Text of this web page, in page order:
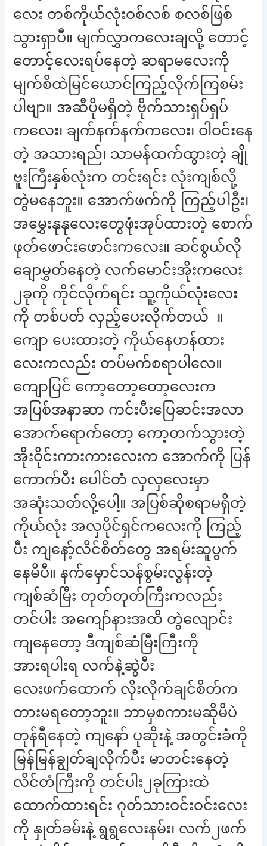
လေး တစ်ကိုယ်လုံးဝစ်လစ် စလစ်ဖြစ်
သွားရှာပီ။ မျက်လွှာကလေးချလို့ တောင့်
တောင့်လေးရပ်နေတဲ့ ဆရာမလေးကို
မျက်စိထဲမြင်ယောင်ကြည့်လိုက်ကြစမ်း
ပါဗျာ။ အဆီပိုမရှိတဲ့ ဗိုက်သားရှပ်ရှပ်
ကလေး၊ ချက်နက်နက်ကလေး၊ ဝါဝင်းနေ
တဲ့ အသားရည်၊ သာမန်ထက်ထွားတဲ့ ချို
ဗူးကြီးနှစ်လုံးက တင်းရင်း လုံးကျစ်လို့
တွဲမနေဘူး။ အောက်ဖက်ကို ကြည့်ပါဦး၊
အမွှေးနုနုလေးတွေဖုံးအုပ်ထားတဲ့ စောက်
ဖုတ်ဖောင်းဖောင်းကလေး။ ဆင်စွယ်လို
ချောမွှတ်နေတဲ့ လက်မောင်းအိုးကလေး
၂ခုကို ကိုင်လိုက်ရင်း သူ့ကိုယ်လုံးလေး
ကို တစ်ပတ် လှည့်ပေးလိုက်တယ် ။
ကျော ပေးထားတဲ့ ကိုယ်နေဟန်ထား
လေးကလည်း တပ်မက်စရာပါလေ။
ကျောပြင် ကော့တော့တော့လေးက
အပြစ်အနာဆာ ကင်းပီးပြေဆင်းအလာ
အောက်ရောက်တော့ ကော့တက်သွားတဲ့
အိုးဝိုင်းကားကားလေးက အောက်ကို ပြန်
ကောက်ပီး ပေါင်တံ လှလှလေးမှာ
အဆုံးသတ်လို့ပေါ့။ အပြစ်ဆိုစရာမရှိတဲ့
ကိုယ်လုံး အလှပိုင်ရှင်ကလေးကို ကြည့်
ပီး ကျနော့်လိင်စိတ်တွေ အရမ်းဆူပွက်
နေမိပီ။ နက်မှောင်သန်စွမ်းလွန်းတဲ့
ကျစ်ဆံမြီး တုတ်တုတ်ကြီးကလည်း
တင်ပါး အကျော်နားအထိ တွဲလျောင်း
ကျနေတော့ ဒီကျစ်ဆံမြီးကြီးကို
အားရပါးရ လက်နဲ့ဆွဲပီး
လေးဖက်ထောက် လိုးလိုက်ချင်စိတ်က
တားမရတော့ဘူး။ ဘာမှစကားမဆိုမိပဲ
တုန်ရီနေတဲ့ ကျနော် ပုဆိုးနဲ့ အတွင်းခံကို
မြန်မြန်ချွတ်ချလိုက်ပီး မာတင်းနေတဲ့
လိင်တံကြီးကို တင်ပါး၂ခုကြားထဲ
ထောက်ထားရင်း ဂုတ်သားဝင်းဝင်းလေး
ကို နှုတ်ခမ်းနဲ့ ရွရွလေးနမ်း၊ လက်၂ဖက်